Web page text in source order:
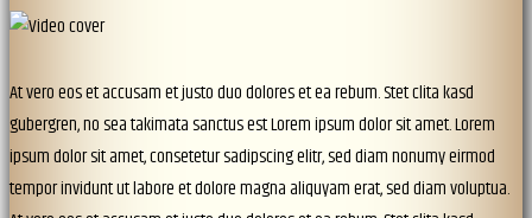
At vero eos et accusam et justo duo dolores et ea rebum. Stet clita kasd
gubergren, no sea takimata sanctus est Lorem ipsum dolor sit amet. Lorem
ipsum dolor sit amet, consetetur sadipscing elitr, sed diam nonumy eirmod
tempor invidunt ut labore et dolore magna aliquyam erat, sed diam voluptua.